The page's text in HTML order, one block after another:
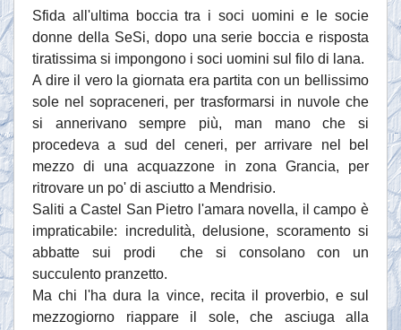
Sfida all'ultima boccia tra i soci uomini e le socie
donne della SeSi, dopo una serie boccia e risposta
tiratissima si impongono i soci uomini sul filo di lana.
A dire il vero la giornata era partita con un bellissimo
sole nel sopraceneri, per trasformarsi in nuvole che
si annerivano sempre più, man mano che si
procedeva a sud del ceneri, per arrivare nel bel
mezzo di una acquazzone in zona Grancia, per
ritrovare un po' di asciutto a Mendrisio.
Saliti a Castel San Pietro l'amara novella, il campo è
impraticabile: incredulità, delusione, scoramento si
abbatte sui prodi che si consolano con un
succulento pranzetto.
Ma chi l'ha dura la vince, recita il proverbio, e sul
mezzogiorno riappare il sole, che asciuga alla